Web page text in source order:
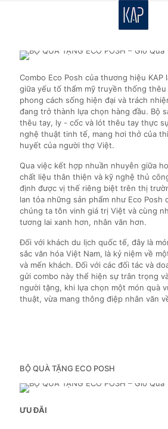
Combo Eco Posh của thương hiệu KAP
giữa yếu tố thẩm mỹ truyền thống thêu
phong cách sống hiện đại và trách
đang trở thành lựa chọn hàng đầu. Bộ
thêu tay, ly - cốc và lót thêu tay thực
nghệ thuật tinh tế, mang hơi thở của
huyết của người thợ Việt.
Qua việc kết hợp nhuần nhuyễn giữa
chất liệu thân thiện và kỹ nghệ thủ
định được vị thế riêng biệt trên thị
lan tỏa những sản phẩm như Eco Posh
chúng ta tôn vinh giá trị Việt và cùng
tương lai xanh hơn, nhân văn hơn.
Đối với khách du lịch quốc tế, đây là
sắc văn hóa Việt Nam, là kỷ niệm về
và mến khách. Đối với các đối tác và
gửi combo này thể hiện sự trân trọng
người tặng, khi lựa chọn một món quà
thuật, vừa mang thông điệp nhân văn
BỘ QUÀ TẶNG ECO POSH
ƯU ĐÃI